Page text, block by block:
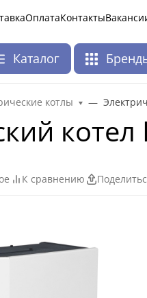
ОплатаКонтакты
Каталог
котлы
котел
К сравнению